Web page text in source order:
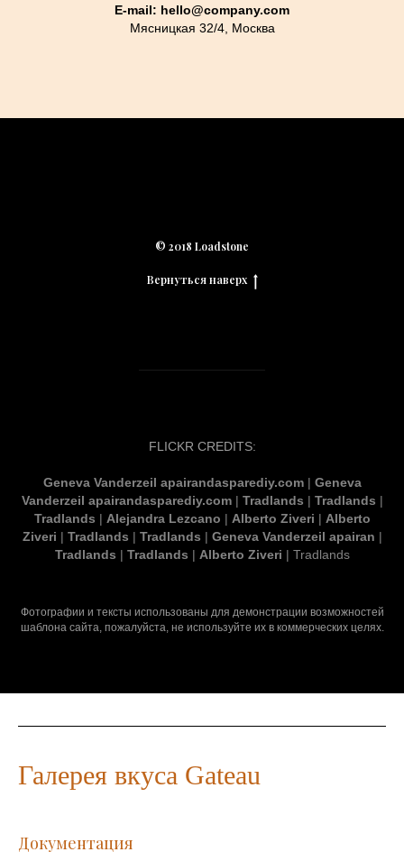
E-mail: hello@company.com
Мясницкая 32/4, Москва
© 2018 Loadstone
Вернуться наверх
FLICKR CREDITS:
Geneva Vanderzeil apairandasparediy.com| Geneva
Vanderzeil apairandasparediy.com| Tradlands | Tradlands |
Tradlands | Alejandra Lezcano | Alberto Ziveri | Alberto
Ziveri | Tradlands | Tradlands | Geneva Vanderzeil apairan |
Tradlands | Tradlands | Alberto Ziveri | Tradlands
Фотографии и тексты использованы для демонстрации возможностей
шаблона сайта, пожалуйста, не используйте их в коммерческих целях.
Галерея вкуса Gateau
Документация